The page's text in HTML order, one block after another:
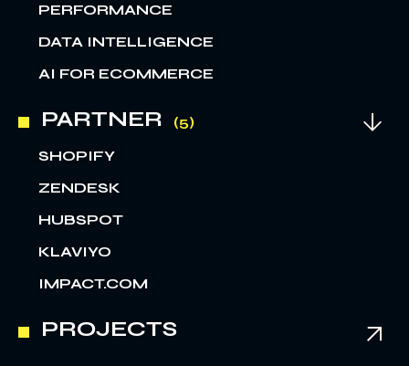
PERFORMANCE
DATA INTELLIGENCE
AI FOR ECOMMERCE
PARTNER
SHOPIFY
ZENDESK
HUBSPOT
KLAVIYO
IMPACT.COM
PROJECTS